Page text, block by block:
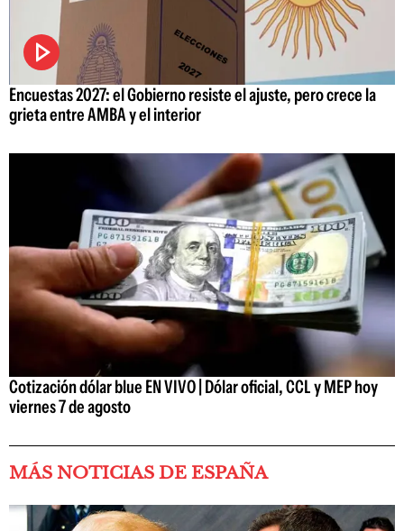
Encuestas 2027: el Gobierno resiste el ajuste, pero crece la
grieta entre AMBA y el interior
Cotización dólar blue EN VIVO | Dólar oficial, CCL y MEP hoy
viernes 7 de agosto
MÁS NOTICIAS DE ESPAÑA